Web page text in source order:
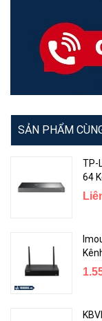
SẢN PHẨM
TP-
64